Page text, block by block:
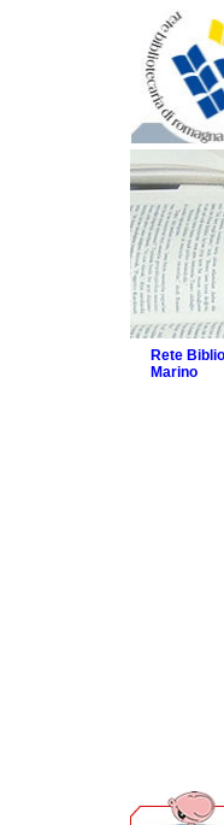
Rete
Marino